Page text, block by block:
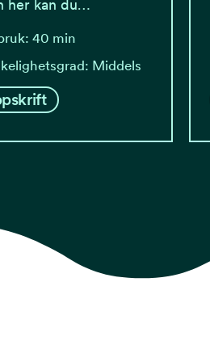
her kan du…
40 min
Middels